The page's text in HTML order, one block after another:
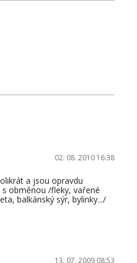
02. 08. 2010 16:38
a jsou opravdu
obměnou /fleky, vařené
balkánský sýr, bylinky.../
13. 07. 2009 08:53